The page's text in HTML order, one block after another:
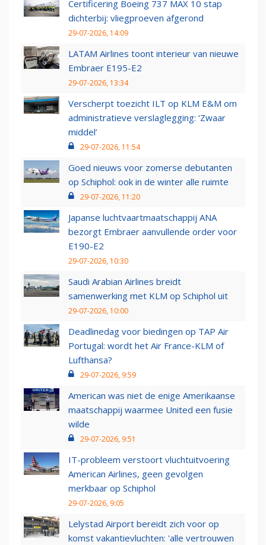
Certificering Boeing 737 MAX 10 stap
dichterbij: vliegproeven afgerond
29-07-2026, 14:09
LATAM Airlines toont interieur van nieuwe
Embraer E195-E2
29-07-2026, 13:34
Verscherpt toezicht ILT op KLM E&M om
administratieve verslaglegging: ‘Zwaar
middel’
29-07-2026, 11:54
Goed nieuws voor zomerse debutanten
op Schiphol: ook in de winter alle ruimte
29-07-2026, 11:20
Japanse luchtvaartmaatschappij ANA
bezorgt Embraer aanvullende order voor
E190-E2
29-07-2026, 10:30
Saudi Arabian Airlines breidt
samenwerking met KLM op Schiphol uit
29-07-2026, 10:00
Deadlinedag voor biedingen op TAP Air
Portugal: wordt het Air France-KLM of
Lufthansa?
29-07-2026, 9:59
American was niet de enige Amerikaanse
maatschappij waarmee United een fusie
wilde
29-07-2026, 9:51
IT-probleem verstoort vluchtuitvoering
American Airlines, geen gevolgen
merkbaar op Schiphol
29-07-2026, 9:05
Lelystad Airport bereidt zich voor op
komst vakantievluchten: 'alle vertrouwen